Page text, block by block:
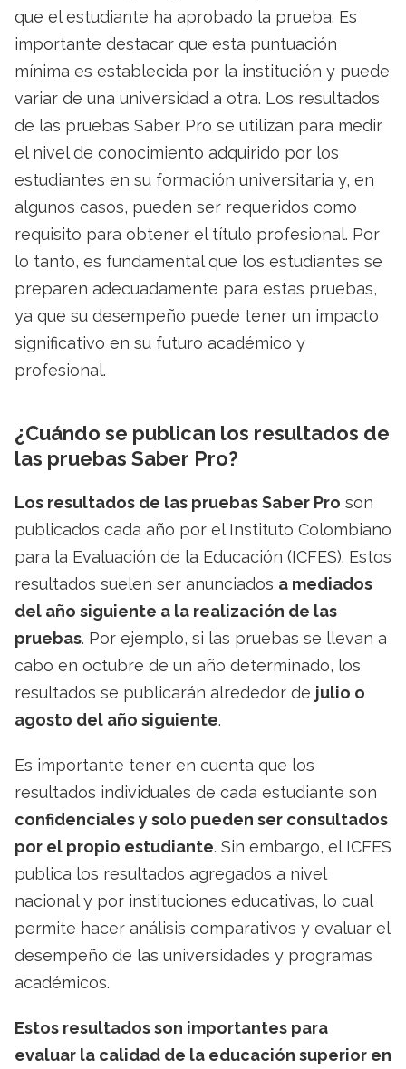
que el estudiante ha aprobado la prueba. Es
importante destacar que esta puntuación
mínima es establecida por la institución y puede
variar de una universidad a otra. Los resultados
de las pruebas Saber Pro se utilizan para medir
el nivel de conocimiento adquirido por los
estudiantes en su formación universitaria y, en
algunos casos, pueden ser requeridos como
requisito para obtener el título profesional. Por
lo tanto, es fundamental que los estudiantes se
preparen adecuadamente para estas pruebas,
ya que su desempeño puede tener un impacto
significativo en su futuro académico y
profesional.
¿Cuándo se publican los resultados de
las pruebas Saber Pro?
Los resultados de las pruebas Saber Pro son
publicados cada año por el Instituto Colombiano
para la Evaluación de la Educación (ICFES). Estos
resultados suelen ser anunciados a mediados
del año siguiente a la realización de las
pruebas. Por ejemplo, si las pruebas se llevan a
cabo en octubre de un año determinado, los
resultados se publicarán alrededor de julio o
agosto del año siguiente.
Es importante tener en cuenta que los
resultados individuales de cada estudiante son
confidenciales y solo pueden ser consultados
por el propio estudiante. Sin embargo, el ICFES
publica los resultados agregados a nivel
nacional y por instituciones educativas, lo cual
permite hacer análisis comparativos y evaluar el
desempeño de las universidades y programas
académicos.
Estos resultados son importantes para
evaluar la calidad de la educación superior en